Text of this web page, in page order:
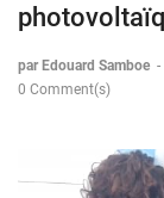
par Edouard Samboe -
0 Comment(s)